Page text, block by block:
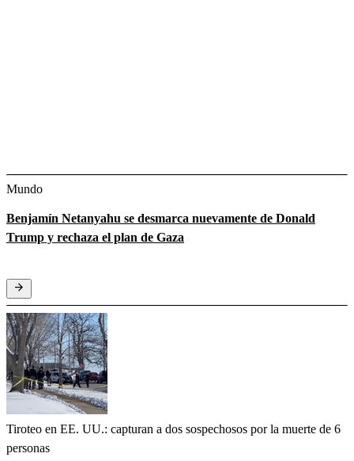
Mundo
Benjamín Netanyahu se desmarca nuevamente de Donald
Trump y rechaza el plan de Gaza
Tiroteo en EE. UU.: capturan a dos sospechosos por la muerte de 6
personas